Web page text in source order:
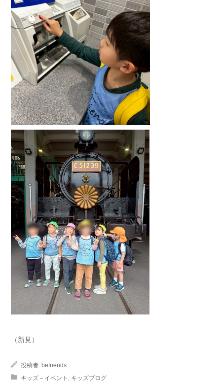
（新見）
投稿者: befriends
キッズ－イベント , キッズブログ